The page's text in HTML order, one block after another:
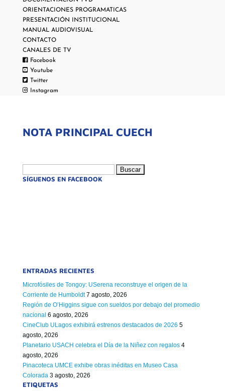
ORIENTACIONES PROGRAMATICAS
PRESENTACIÓN INSTITUCIONAL
MANUAL AUDIOVISUAL
CONTACTO
CANALES DE TV
Facebook
Youtube
Twitter
Instagram
NOTA PRINCIPAL CUECH
SÍGUENOS EN FACEBOOK
ENTRADAS RECIENTES
Microfósiles de Tongoy: USerena reconstruye el origen de la
Corriente de Humboldt 7 agosto, 2026
Región de O’Higgins sigue con sueldos por debajo del promedio
nacional 6 agosto, 2026
CineClub ULagos exhibirá estrenos destacados de 2026 5
agosto, 2026
Planetario USACH celebra el Día de la Niñez con regalos 4
agosto, 2026
Pinacoteca UMCE exhibe obras inéditas en Museo Casa
Colorada 3 agosto, 2026
ETIQUETAS